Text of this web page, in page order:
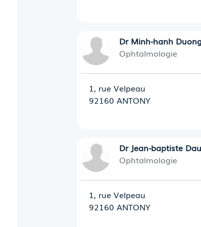
Dr Minh-hanh
Ophtalmologie
1, rue Velpeau
92160 ANTONY
Dr Jean-baptiste
Ophtalmologie
1, rue Velpeau
92160 ANTONY